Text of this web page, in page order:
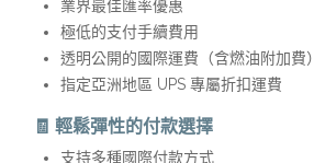
業界最佳匯率優惠
極低的支付手續費用
透明公開的國際運費（含燃油附加費）
指定亞洲地區 UPS 專屬折扣運費
🧾 輕鬆彈性的付款選擇
支持多種國際付款方式